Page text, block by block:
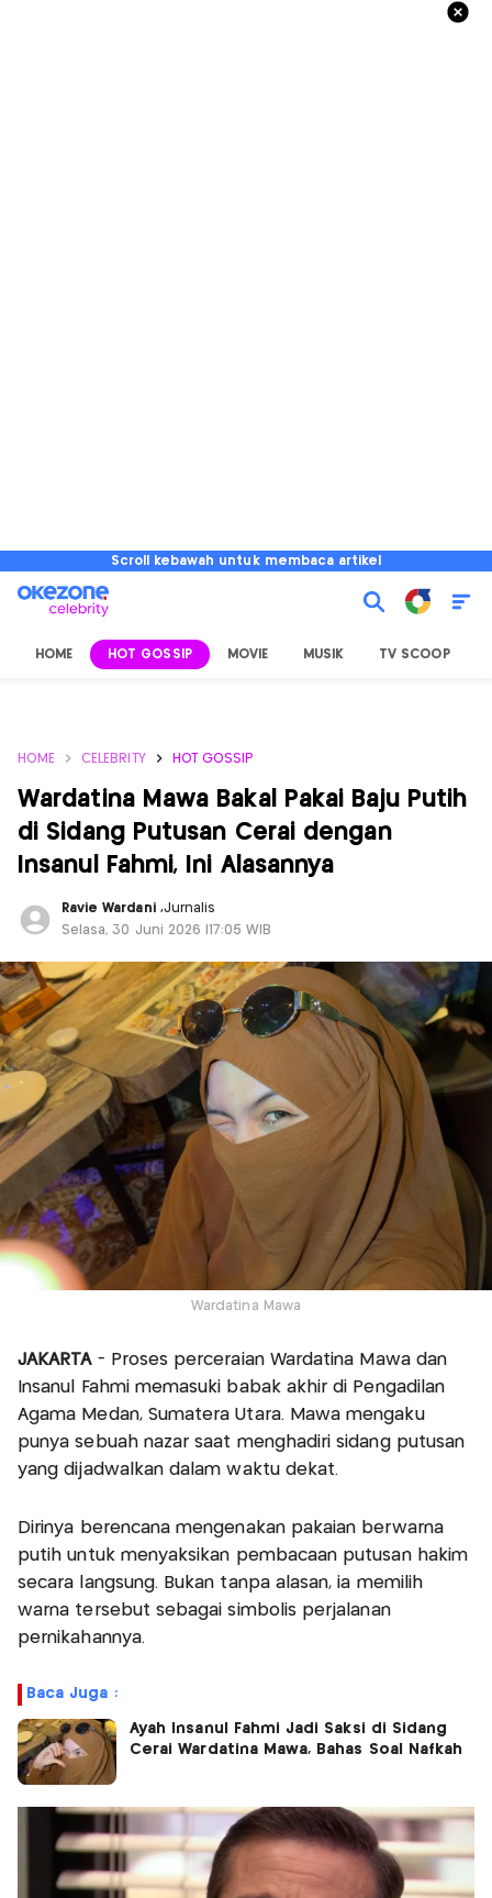
Scroll kebawah untuk membaca artikel
HOME HOT GOSSIP MOVIE MUSIK TV SCOOP
HOME CELEBRITY HOT GOSSIP
Wardatina Mawa Bakal Pakai Baju Putih
di Sidang Putusan Cerai dengan
Insanul Fahmi, Ini Alasannya
Ravie Wardani ,Jurnalis
Selasa, 30 Juni 2026 |17:05 WIB
Wardatina Mawa
JAKARTA- Proses perceraian Wardatina Mawa dan
Insanul Fahmi memasuki babak akhir di Pengadilan
Agama Medan, Sumatera Utara. Mawa mengaku
punya sebuah nazar saat menghadiri sidang putusan
yang dijadwalkan dalam waktu dekat.
Dirinya berencana mengenakan pakaian berwarna
putih untuk menyaksikan pembacaan putusan hakim
secara langsung. Bukan tanpa alasan, ia memilih
warna tersebut sebagai simbolis perjalanan
pernikahannya.
Baca Juga :
Ayah Insanul Fahmi Jadi Saksi di Sidang
Cerai Wardatina Mawa, Bahas Soal Nafkah